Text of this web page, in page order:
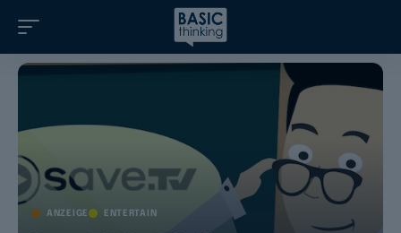
ANZEIGE ENTERTAIN